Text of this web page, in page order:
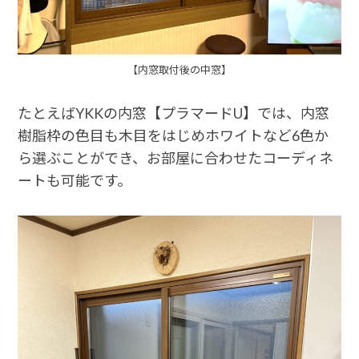
【内窓取付後の中窓】
たとえばYKKの内窓【プラマードU】では、内窓
樹脂枠の色目も木目をはじめホワイトなど6色か
ら選ぶことができ、お部屋に合わせたコーディネ
ートも可能です。